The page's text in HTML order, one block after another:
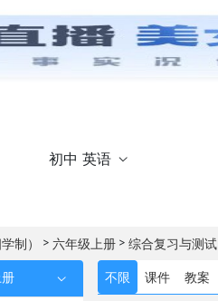
初中 英语 
制） > 六年级上册 > 综合复习与测试
 不限 课件 教案